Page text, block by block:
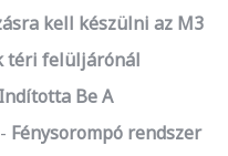
kell készülni az M3
téri felüljárónál
Be A
- Fénysorompó rendszer